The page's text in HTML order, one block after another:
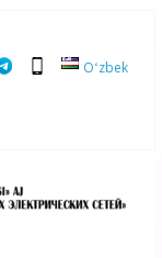
Oʻzbek